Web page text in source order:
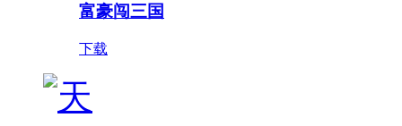
富豪闯三国
下载